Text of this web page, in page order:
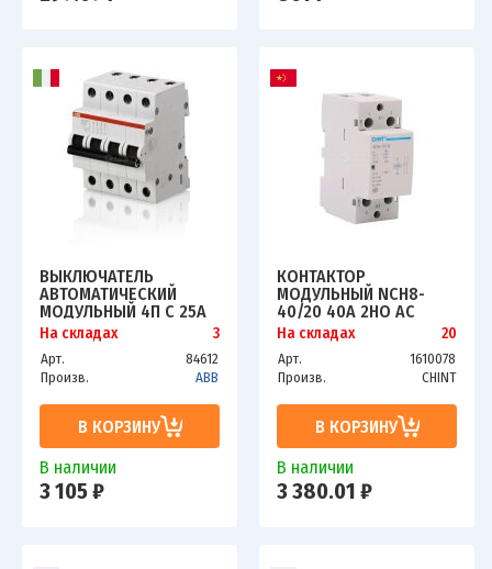
ВЫКЛЮЧАТЕЛЬ
АВТОМАТИЧЕСКИЙ
МОДУЛЬНЫЙ 4П C 25А
4.5КА SH204L C25 ABB
2CDS244001R0254
На складах 3
Арт.
84612
Произв.
ABB
В КОРЗИНУ
В наличии
3 105 ₽
КОНТАКТОР
МОДУЛЬНЫЙ NCH8-
40/20 40А 2НО AC
220/230В 50ГЦ (R)
CHINT 256081
На складах 20
Арт.
1610078
Произв.
CHINT
В КОРЗИНУ
В наличии
3 380.01 ₽